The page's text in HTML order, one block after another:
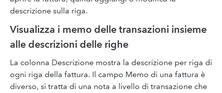
descrizione sulla riga.
Visualizza i memo delle transazioni insieme
alle descrizioni delle righe
La colonna Descrizione mostra la descrizione per riga di
ogni riga della fattura. Il campo Memo di una fattura è
diverso, si tratta di una nota a livello di transazione che